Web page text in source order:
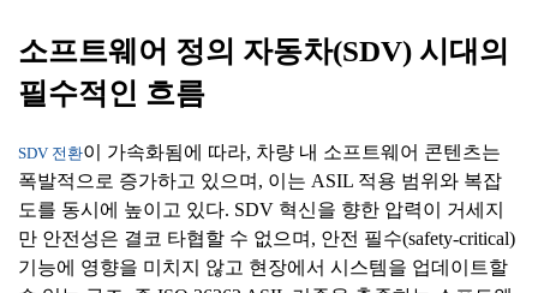
소프트웨어 정의 자동차(SDV) 시대의
필수적인 흐름
SDV 전환이 가속화됨에 따라, 차량 내 소프트웨어 콘텐츠는
폭발적으로 증가하고 있으며, 이는 ASIL 적용 범위와 복잡
도를 동시에 높이고 있다. SDV 혁신을 향한 압력이 거세지
만 안전성은 결코 타협할 수 없으며, 안전 필수(safety-critical)
기능에 영향을 미치지 않고 현장에서 시스템을 업데이트할